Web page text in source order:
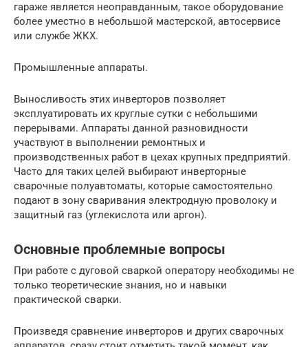
гараже является неоправданным, такое оборудование
более уместно в небольшой мастерской, автосервисе
или службе ЖКХ.
Промышленные аппараты.
Выносливость этих инверторов позволяет
эксплуатировать их круглые сутки с небольшими
перерывами. Аппараты данной разновидности
участвуют в выполнении ремонтных и
производственных работ в цехах крупных предприятий.
Часто для таких целей выбирают инверторные
сварочные полуавтоматы, которые самостоятельно
подают в зону сваривания электродную проволоку и
защитный газ (углекислота или аргон).
Основные проблемные вопросы
При работе с дуговой сваркой оператору необходимы не
только теоретические знания, но и навыки
практической сварки.
Произведя сравнение инверторов и других сварочных